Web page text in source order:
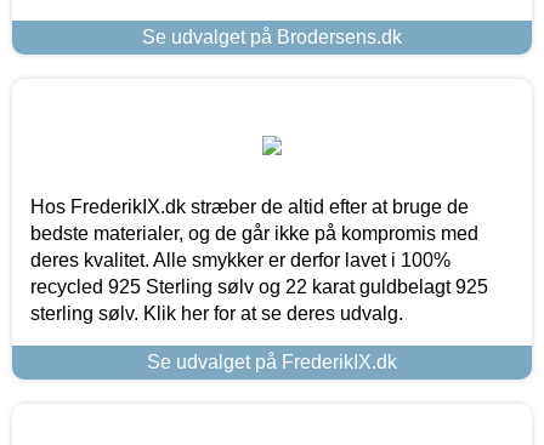
Se udvalget på Brodersens.dk
Hos FrederikIX.dk stræber de altid efter at bruge de
bedste materialer, og de går ikke på kompromis med
deres kvalitet. Alle smykker er derfor lavet i 100%
recycled 925 Sterling sølv og 22 karat guldbelagt 925
sterling sølv. Klik her for at se deres udvalg.
Se udvalget på FrederikIX.dk